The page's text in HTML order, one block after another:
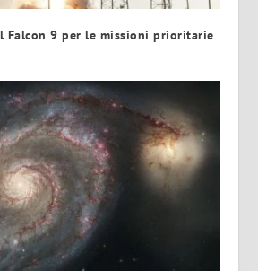
Falcon 9 per le missioni prioritarie